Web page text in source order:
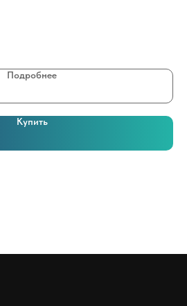
Подробнее
Купить